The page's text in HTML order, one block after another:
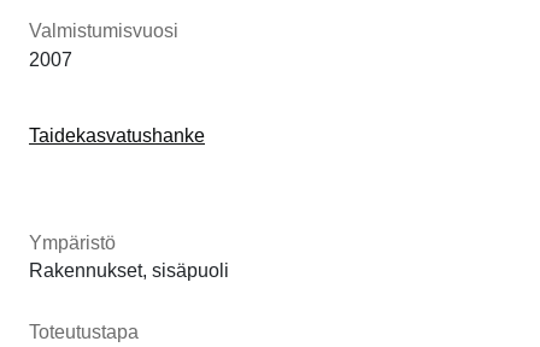
Valmistumisvuosi
2007
Taidekasvatushanke
Ympäristö
Rakennukset, sisäpuoli
Toteutustapa